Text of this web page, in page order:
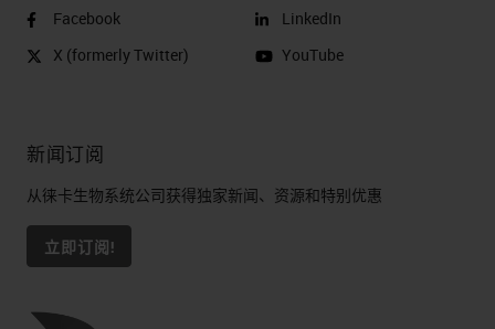
Facebook
X (formerly Twitter)
LinkedIn
YouTube
新闻订阅
从徕卡生物系统公司获得独家新闻、资源和特别优惠
立即订阅!